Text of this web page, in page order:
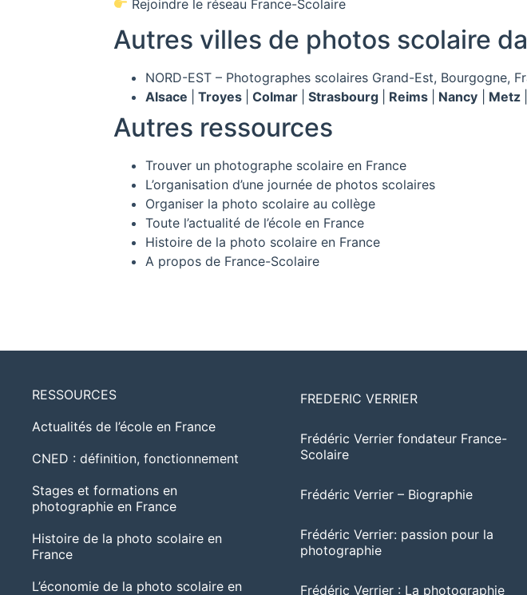
Rejoindre le réseau France-Scolaire
Autres villes de photos scolaire
NORD-EST – Photographes scolaires Grand-Est, Bourgogne,
Alsace
Troyes Colmar Strasbourg Reims Nancy Metz
Autres ressources
Trouver un photographe scolaire en France
L’organisation d’une journée de photos scolaires
Organiser la photo scolaire au collège
Toute l’actualité de l’école en France
Histoire de la photo scolaire en France
A propos de France-Scolaire
RESSOURCES
Actualités de l’école en France
CNED : définition, fonctionnement
Stages et formations en
photographie en France
Histoire de la photo scolaire en
France
L’économie de la photo scolaire en
FREDERIC VERRIER
Frédéric Verrier fondateur France-
Scolaire
Frédéric Verrier – Biographie
Frédéric Verrier: passion pour la
photographie
Frédéric Verrier : La photographie